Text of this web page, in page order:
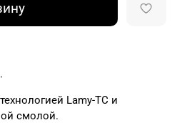
Lamy-TC и
смолой.